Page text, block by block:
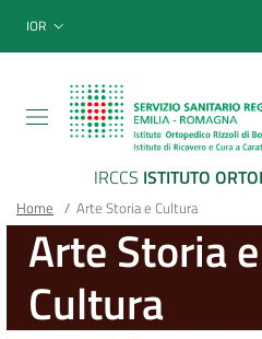
Sito Web
menu top-bar
IOR
IRCCS ISTITUTO
Main container
Briciole
di
pane
Home / Arte Storia e Cultura
Arte Storia e
Cultura